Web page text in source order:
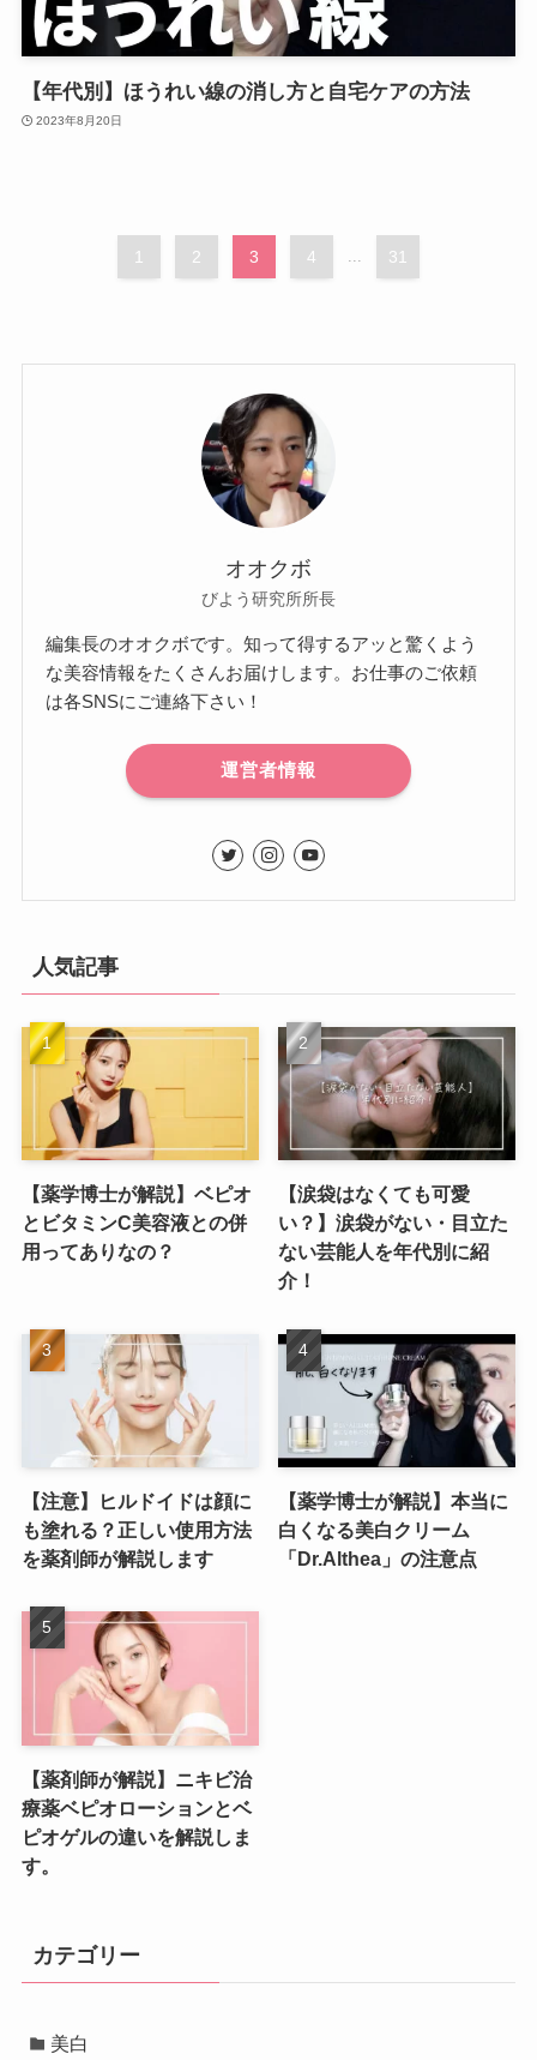
【年代別】ほうれい線の消し方と自宅ケアの方法
2023年8月20日
1 2 3 4 ... 31
オオクボ
びよう研究所所長
編集長のオオクボです。知って得するアッと驚くよう
な美容情報をたくさんお届けします。お仕事のご依頼
は各SNSにご連絡下さい！
運営者情報
人気記事
【薬学博士が解説】ベピオ
とビタミンC美容液との併
用ってありなの？
【涙袋はなくても可愛
い？】涙袋がない・目立た
ない芸能人を年代別に紹
介！
【注意】ヒルドイドは顔に
も塗れる？正しい使用方法
を薬剤師が解説します
【薬学博士が解説】本当に
白くなる美白クリーム
「Dr.Althea」の注意点
【薬剤師が解説】ニキビ治
療薬ベピオローションとベ
ピオゲルの違いを解説しま
す。
カテゴリー
美白